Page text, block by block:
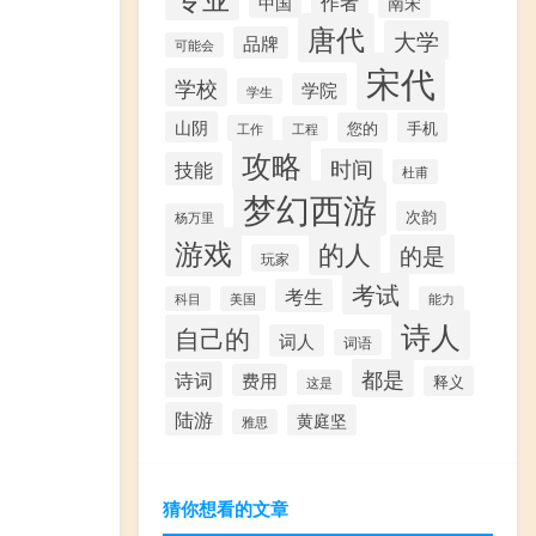
可能会 品牌 唐代 大学
学校 学生 学院 宋代
山阴 工作 工程 您的 手机
技能 攻略 时间 杜甫
杨万里 梦幻西游 次韵
游戏 玩家 的人 的是
科目 美国 考生 考试 能力
自己的 词人 词语 诗人
诗词 费用 这是 都是 释义
陆游 雅思 黄庭坚
猜你想看的文章